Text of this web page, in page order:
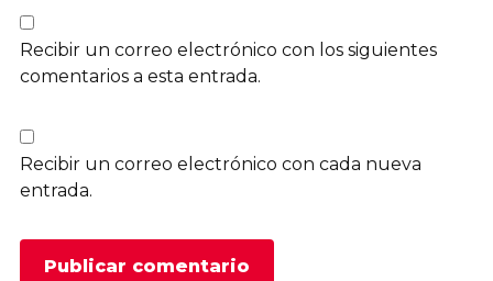
Recibir un correo electrónico con los siguientes
comentarios a esta entrada.
Recibir un correo electrónico con cada nueva
entrada.